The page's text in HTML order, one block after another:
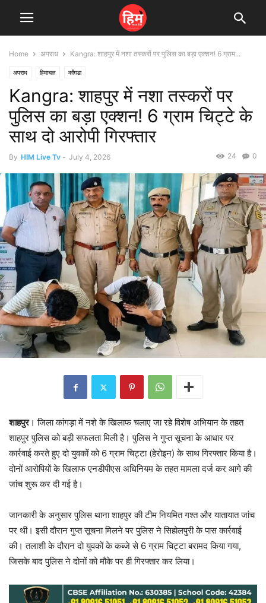
Home अपराध Kangra: शाहपुर में नशा तस्करों पर पुलिस का बड़ा एक्शन! 6 ग्राम...
अपराध हिमाचल काँगडा
Kangra: शाहपुर में नशा तस्करों पर
पुलिस का बड़ा एक्शन! 6 ग्राम चिट्टे के
साथ दो आरोपी गिरफ्तार
By HIM Live Tv - July 4, 2026 0
24
शाहपुर। जिला कांगड़ा में नशे के खिलाफ चलाए जा रहे विशेष अभियान के तहत
शाहपुर पुलिस को बड़ी सफलता मिली है। पुलिस ने गुप्त सूचना के आधार पर
कार्रवाई करते हुए दो युवकों को 6 ग्राम चिट्टा (हेरोइन) के साथ गिरफ्तार किया है।
दोनों आरोपियों के खिलाफ एनडीपीएस अधिनियम के तहत मामला दर्ज कर आगे की
जांच शुरू कर दी गई है।
जानकारी के अनुसार पुलिस थाना शाहपुर की टीम नियमित गश्त और यातायात जांच
पर थी। इसी दौरान गुप्त सूचना मिलने पर पुलिस ने सिहोलपुरी के पास कार्रवाई
की। तलाशी के दौरान दो युवकों के कब्जे से 6 ग्राम चिट्टा बरामद किया गया,
जिसके बाद पुलिस ने दोनों को मौके पर ही गिरफ्तार कर लिया।